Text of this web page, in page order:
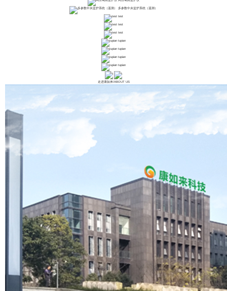
多参数中央监护系统（遥测）
test
test
test
tupian
tupian
tupian
tupian
走进康如来/ABOUT US